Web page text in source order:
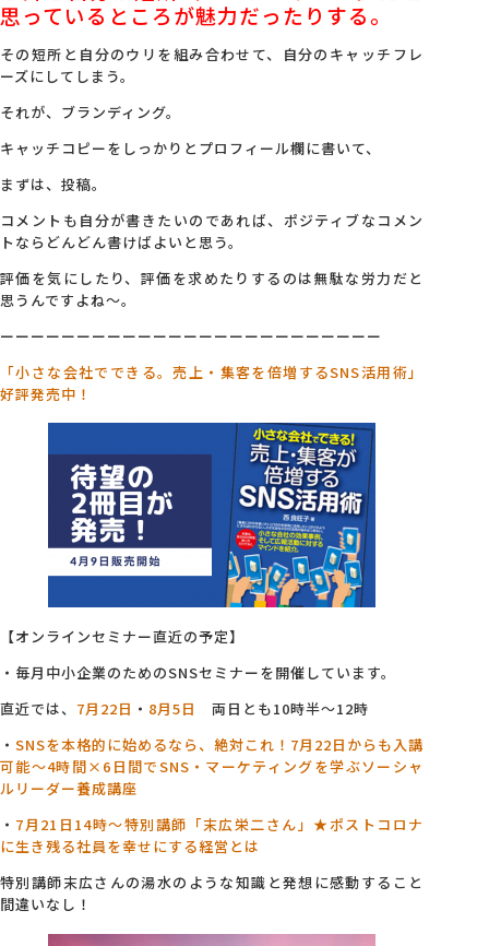
思っているところが魅力だったりする。
その短所と自分のウリを組み合わせて、自分のキャッチフレ
ーズにしてしまう。
それが、ブランディング。
キャッチコピーをしっかりとプロフィール欄に書いて、
まずは、投稿。
コメントも自分が書きたいのであれば、ポジティブなコメン
トならどんどん書けばよいと思う。
評価を気にしたり、評価を求めたりするのは無駄な労力だと
思うんですよね～。
ーーーーーーーーーーーーーーーーーーーーーーーーー
「小さな会社でできる。売上・集客を倍増するSNS活用術」
好評発売中！
【オンラインセミナー直近の予定】
・毎月中小企業のためのSNSセミナーを開催しています。
直近では、 7月22日 ・ 8月5日
両日とも10時半～12時
・ SNSを本格的に始めるなら、絶対これ！7月22日からも入講
可能～4時間×6日間でSNS・マーケティングを学ぶソーシャ
ルリーダー養成講座
・ 7月21日14時～特別講師「末広栄二さん」★ポストコロナ
に生き残る社員を幸せにする経営とは
特別講師末広さんの湯水のような知識と発想に感動すること
間違いなし！